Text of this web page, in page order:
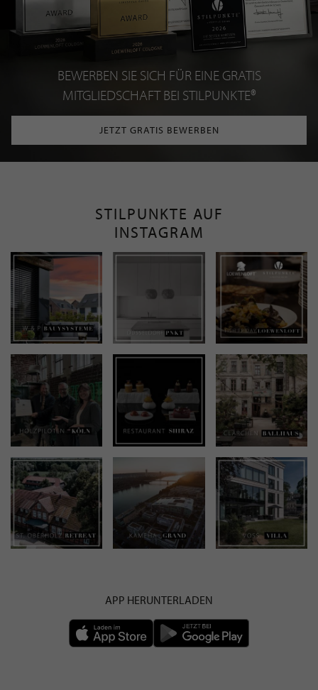
BEWERBEN SIE SICH FÜR EINE GRATIS
MITGLIEDSCHAFT BEI STILPUNKTE®
JETZT GRATIS BEWERBEN
STILPUNKTE AUF
INSTAGRAM
APP HERUNTERLADEN